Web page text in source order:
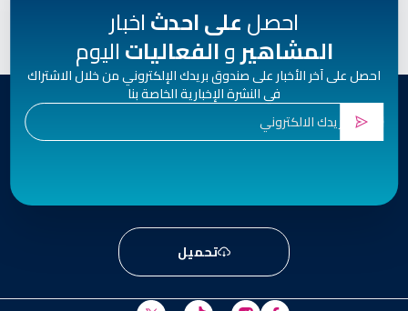
احصلعلى احدثاخبار
المشاهيروالفعالياتاليوم
احصل على آخر الأخبار على صندوق بريدك الإلكتروني من خلال الاشتراك
في النشرة الإخبارية الخاصة بنا
تحميل